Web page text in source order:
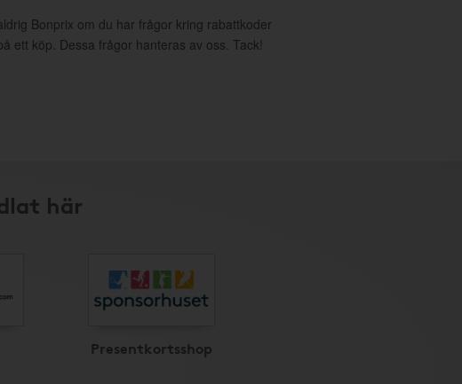
Bonprix om du har frågor kring rabattkoder
ett köp. Dessa frågor hanteras av oss. Tack!
här
Presentkortsshop